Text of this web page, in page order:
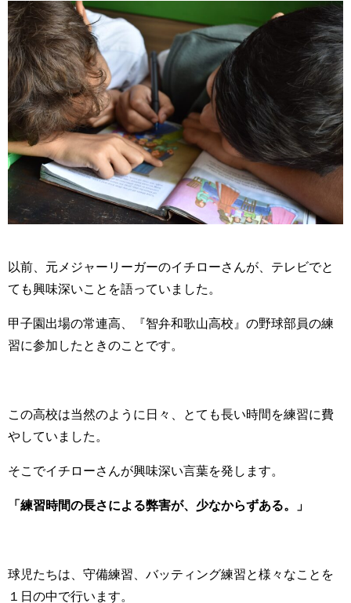
以前、元メジャーリーガーのイチローさんが、テレビでと
ても興味深いことを語っていました。
甲子園出場の常連高、『智弁和歌山高校』の野球部員の練
習に参加したときのことです。
この高校は当然のように日々、とても長い時間を練習に費
やしていました。
そこでイチローさんが興味深い言葉を発します。
「練習時間の長さによる弊害が、少なからずある。」
球児たちは、守備練習、バッティング練習と様々なことを
１日の中で行います。